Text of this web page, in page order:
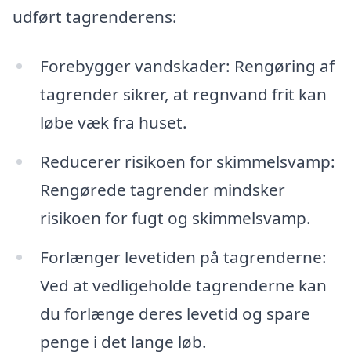
udført tagrenderens:
Forebygger vandskader: Rengøring af
tagrender sikrer, at regnvand frit kan
løbe væk fra huset.
Reducerer risikoen for skimmelsvamp:
Rengørede tagrender mindsker
risikoen for fugt og skimmelsvamp.
Forlænger levetiden på tagrenderne:
Ved at vedligeholde tagrenderne kan
du forlænge deres levetid og spare
penge i det lange løb.